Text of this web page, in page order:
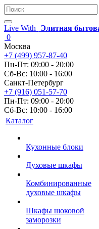
Live With
Элитная
0
Москва
+7 (499) 957-87-40
Пн-Пт: 09:00 - 20:00
Сб-Вс: 10:00 - 16:00
Санкт-Петербург
+7 (916) 051-57-70
Пн-Пт: 09:00 - 20:00
Сб-Вс: 10:00 - 16:00
Каталог
Кухонные блоки
Духовые шкафы
Комбинированные
духовые шкафы
Шкафы шоковой
заморозки